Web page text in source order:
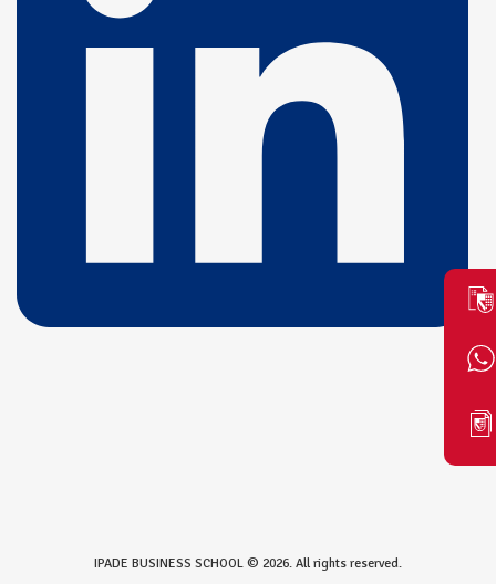
IPADE BUSINESS SCHOOL © 2026. All rights reserved.